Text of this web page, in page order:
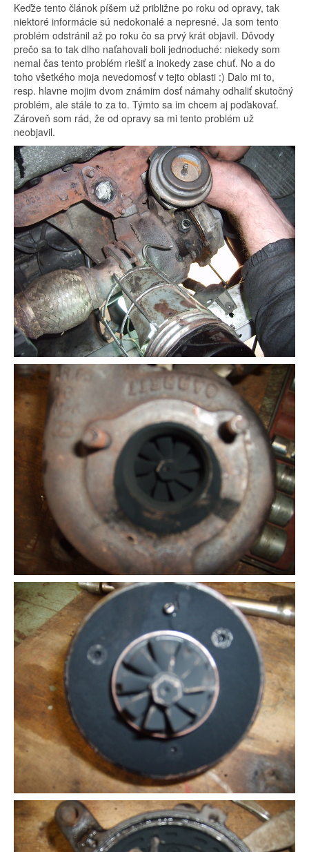
Keďže tento článok píšem už približne po roku od opravy, tak
niektoré informácie sú nedokonalé a nepresné. Ja som tento
problém odstránil až po roku čo sa prvý krát objavil. Dôvody
prečo sa to tak dlho naťahovali boli jednoduché: niekedy som
nemal čas tento problém riešiť a inokedy zase chuť. No a do
toho všetkého moja nevedomosť v tejto oblasti :) Dalo mi to,
resp. hlavne mojim dvom známim dosť námahy odhaliť skutočný
problém, ale stále to za to. Týmto sa im chcem aj poďakovať.
Zároveň som rád, že od opravy sa mi tento problém už
neobjavil.